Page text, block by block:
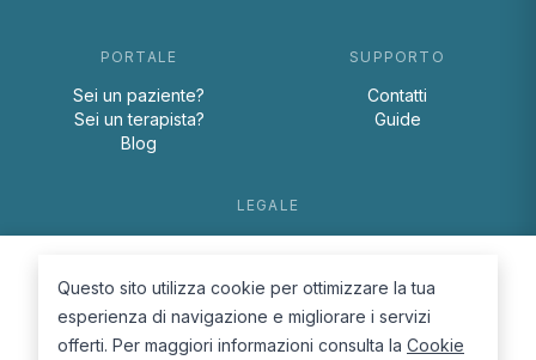
PORTALE
Sei un paziente?
Sei un terapista?
Blog
SUPPORTO
Contatti
Guide
LEGALE
Cookie Policy
Questo sito utilizza cookie per ottimizzare la tua
esperienza di navigazione e migliorare i servizi
offerti. Per maggiori informazioni consulta la Cookie